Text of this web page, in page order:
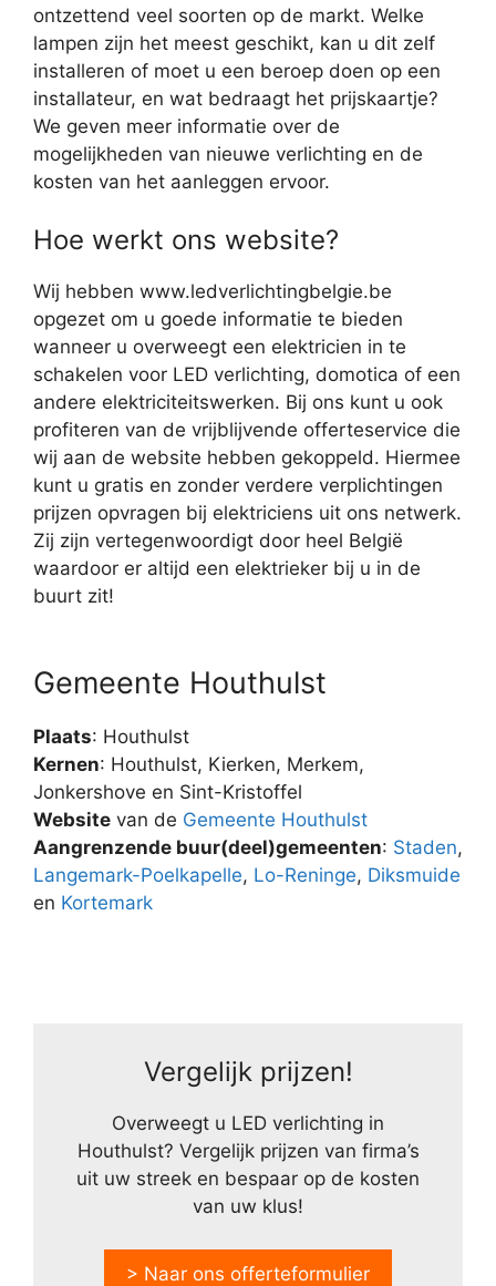
ontzettend veel soorten op de markt. Welke
lampen zijn het meest geschikt, kan u dit zelf
installeren of moet u een beroep doen op een
installateur, en wat bedraagt het prijskaartje?
We geven meer informatie over de
mogelijkheden van nieuwe verlichting en de
kosten van het aanleggen ervoor.
Hoe werkt ons website?
Wij hebben www.ledverlichtingbelgie.be
opgezet om u goede informatie te bieden
wanneer u overweegt een elektricien in te
schakelen voor LED verlichting, domotica of een
andere elektriciteitswerken. Bij ons kunt u ook
profiteren van de vrijblijvende offerteservice die
wij aan de website hebben gekoppeld. Hiermee
kunt u gratis en zonder verdere verplichtingen
prijzen opvragen bij elektriciens uit ons netwerk.
Zij zijn vertegenwoordigt door heel België
waardoor er altijd een elektrieker bij u in de
buurt zit!
Gemeente Houthulst
Plaats: Houthulst
Kernen: Houthulst, Kierken, Merkem,
Jonkershove en Sint-Kristoffel
Website van de Gemeente Houthulst
Aangrenzende buur(deel)gemeenten: Staden,
Langemark-Poelkapelle, Lo-Reninge, Diksmuide
en Kortemark
Vergelijk prijzen!
Overweegt u LED verlichting in
Houthulst? Vergelijk prijzen van firma’s
uit uw streek en bespaar op de kosten
van uw klus!
> Naar ons offerteformulier